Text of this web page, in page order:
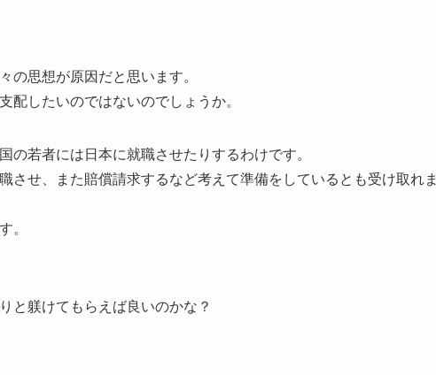
の思想が原因だと思います。
配したいのではないのでしょうか。
の若者には日本に就職させたりするわけです。
させ、また賠償請求するなど考えて準備をしているとも受け取れま
。
と躾けてもらえば良いのかな？